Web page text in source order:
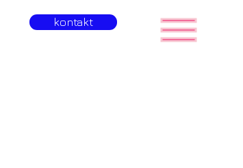
kontakt